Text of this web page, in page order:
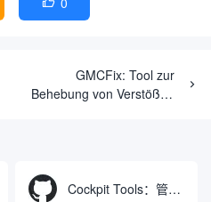
GMCFix: Tool zur
Behebung von Verstößen
Cockpit Tools：管理多个AI编程IDE账号与配置多开独立实例的本地桌面应用